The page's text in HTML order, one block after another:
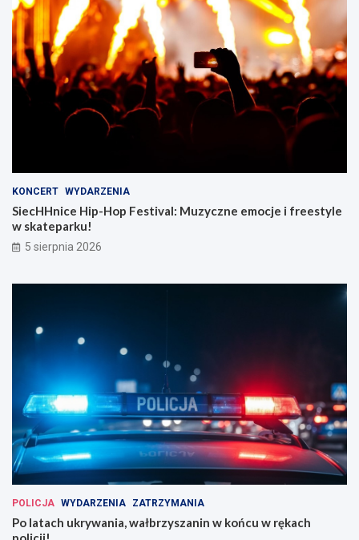
KONCERT WYDARZENIA
SiecHHnice Hip-Hop Festival: Muzyczne emocje i freestyle
w skateparku!
5 sierpnia 2026
POLICJA WYDARZENIA ZATRZYMANIA
Po latach ukrywania, wałbrzyszanin w końcu w rękach